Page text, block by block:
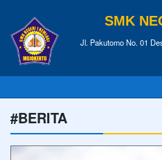
SMK
Jl. Pakutomo No. 01
#BERITA